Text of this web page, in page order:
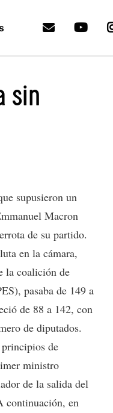
sin
supusieron un
Macron
de su partido.
en la cámara,
la coalición de
pasaba de 149 a
de 88 a 142, con
de diputados.
principios de
ministro
de la salida del
continuación, en